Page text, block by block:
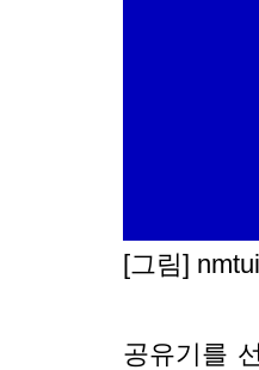
[그림]
공유기를